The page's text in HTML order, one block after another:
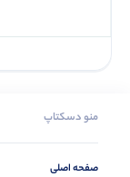
منو دسکتاپ
صفحه اصلی